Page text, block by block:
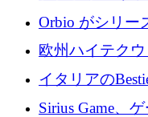
アグリテクノ
するファンド
に到達
Orbio がシリー
AI 労働力管理
欧州ハイテク
取引と5月のハ
イタリアの
速するために
Sirius Game、